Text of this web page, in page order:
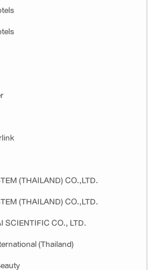
(THAILAND) CO.,LTD.
(THAILAND) CO.,LTD.
SCIENTIFIC CO., LTD.
(Thailand)